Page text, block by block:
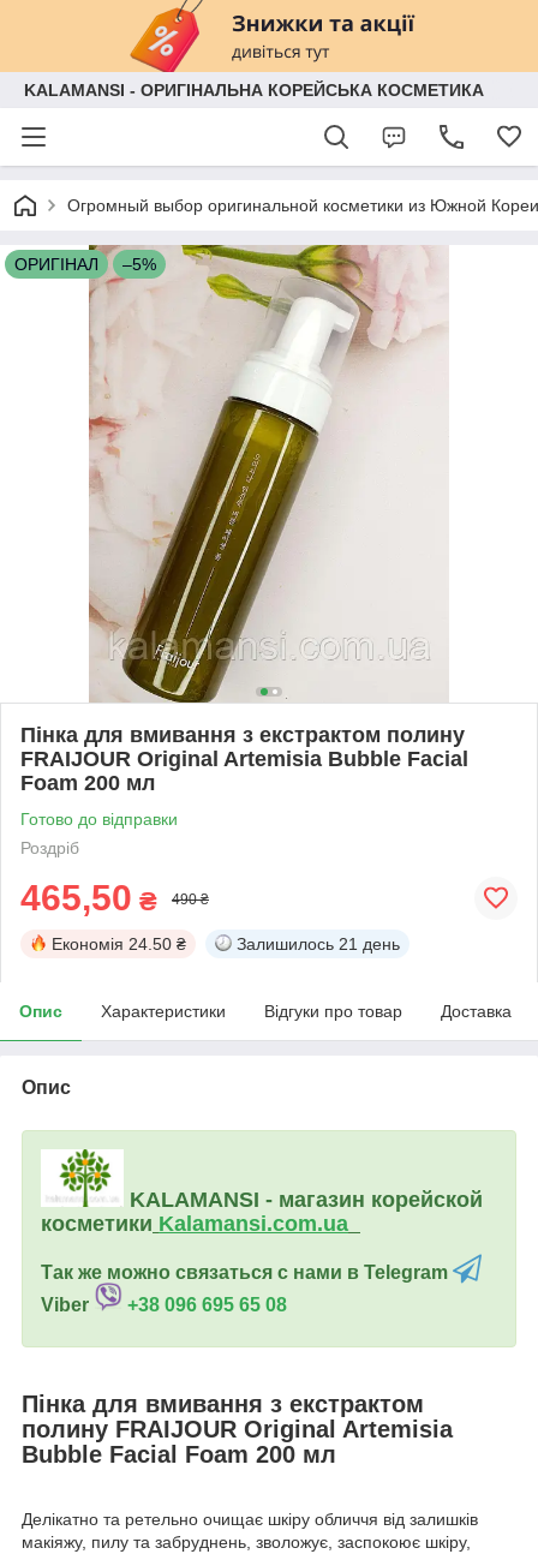
KALAMANSI - ОРИГІНАЛЬНА КОРЕЙСЬКА КОСМЕТИКА
Огромный выбор оригинальной косметики из Южной
ОРИГІНАЛ –5%
Пінка для вмивання з екстрактом полину
FRAIJOUR Original Artemisia Bubble Facial
Foam 200 мл
Готово до відправки
Роздріб
465,50 ₴ 490 ₴
Економія 24.50 ₴ Залишилось 21 день
Опис Характеристики Відгуки про товар Доставка
Опис
KALAMANSI - магазин корейской
косметики Kalamansi.com.ua
Так же можно связаться с нами в Telegram
Viber
+38 096 695 65 08
Пінка для вмивання з екстрактом
полину FRAIJOUR Original Artemisia
Bubble Facial Foam 200 мл
Делікатно та ретельно очищає шкіру обличчя від залишків
макіяжу, пилу та забруднень, зволожує, заспокоює шкіру,